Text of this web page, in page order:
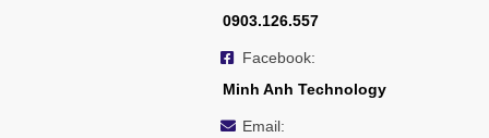
1 cổng Ethernet RJ45 10M/100M
Khe cắm thẻ nhớ micro SD/SDHC/SDXC
tích hợp, hỗ trợ tối đa 256 GB
0903.126.557
Facebook:
Minh Anh Technology
Email: